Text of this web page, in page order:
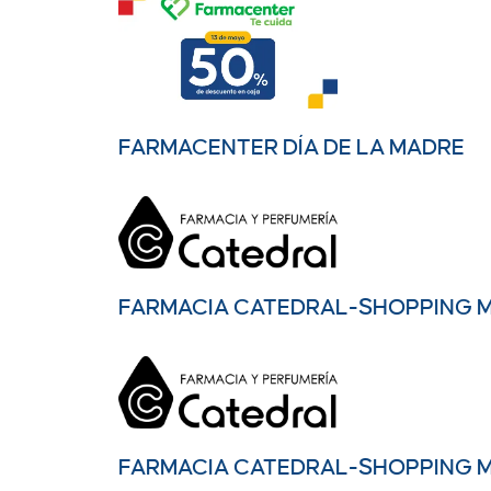
FARMACENTER DÍA DE LA MADRE
FARMACIA CATEDRAL-SHOPPING
FARMACIA CATEDRAL-SHOPPING